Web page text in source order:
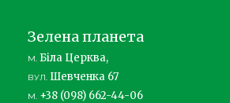
Зелена планета
М. Біла Церква,
ВУЛ. Шевченка 67
М. +38 (098) 662-44-06